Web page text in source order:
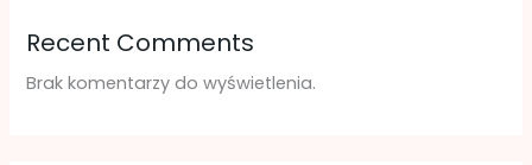
Recent Comments
Brak komentarzy do wyświetlenia.